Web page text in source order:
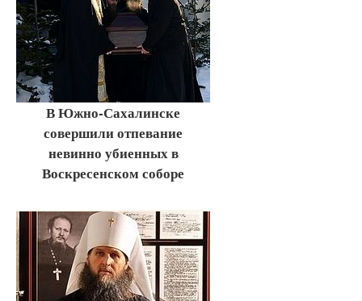
В Южно-Сахалинске
совершили отпевание
невинно убиенных в
Воскресенском соборе